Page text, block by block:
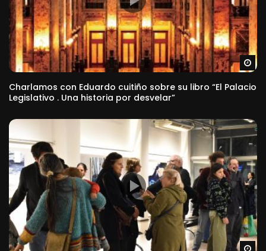
Charlamos con Eduardo cuitiño sobre su libro “El Palacio
Legislativo . Una historia por desvelar”